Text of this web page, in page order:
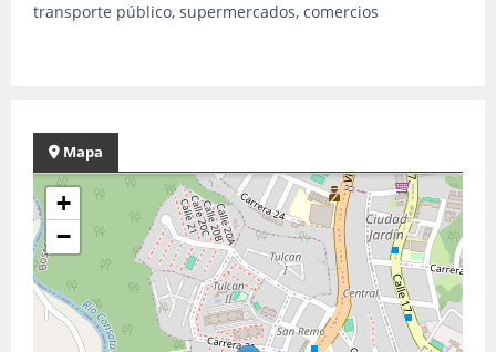
transporte público, supermercados, comercios
Mapa
+
−